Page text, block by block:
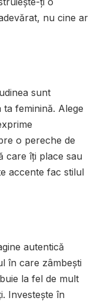
nu cine ar
sunt
feminină. Alege
o pereche de
care îți place sau
accente fac stilul
autentică
în care zâmbești
la fel de mult
Investește în